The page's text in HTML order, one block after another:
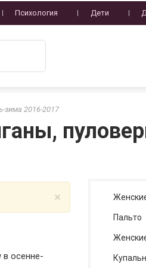
Психология Дети
2016-2017
×
в осенне-
Пальто